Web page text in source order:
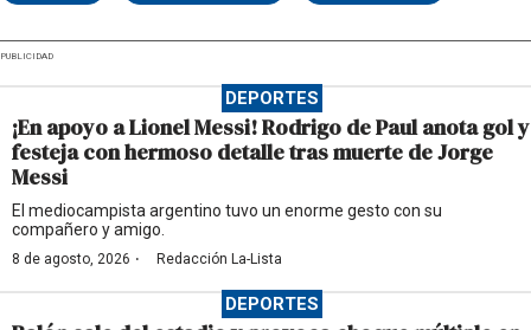
PUBLICIDAD
DEPORTES
¡En apoyo a Lionel Messi! Rodrigo de Paul anota gol y
festeja con hermoso detalle tras muerte de Jorge
Messi
El mediocampista argentino tuvo un enorme gesto con su
compañero y amigo.
8 de agosto, 2026 · Redacción La-Lista
DEPORTES